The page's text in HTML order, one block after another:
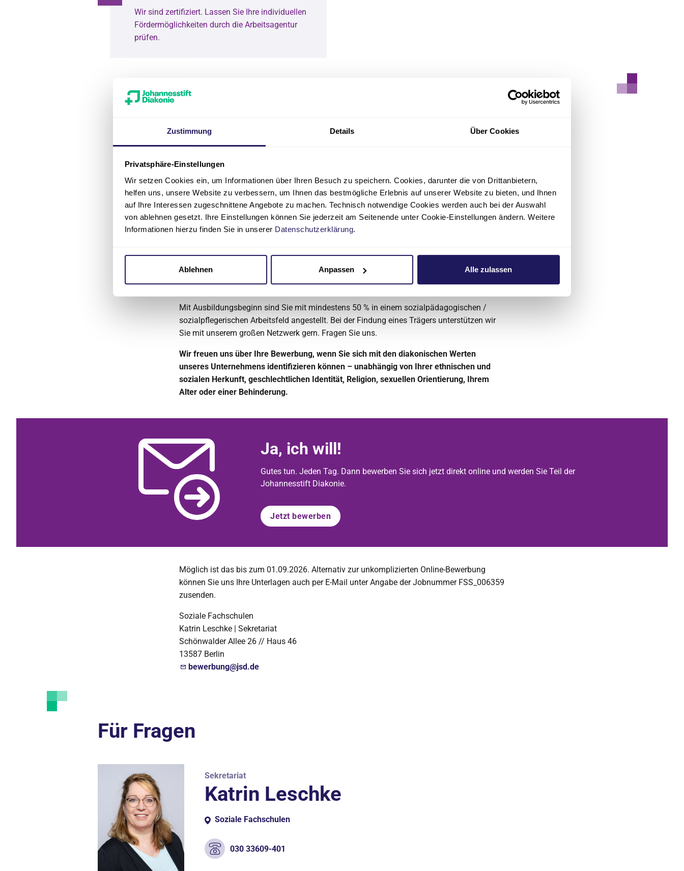
Zustimmung Details Über Cookies
Privatsphäre-Einstellungen
Wir setzen Cookies ein, um Informationen über Ihren Besuch zu speichern. Cookies, darunter die von Drittanbietern,
helfen uns, unsere Website zu verbessern, um Ihnen das bestmögliche Erlebnis auf unserer Website zu bieten, und Ihnen
auf Ihre Interessen zugeschnittene Angebote zu machen. Technisch notwendige Cookies werden auch bei der Auswahl
von ablehnen gesetzt. Ihre Einstellungen können Sie jederzeit am Seitenende unter Cookie-Einstellungen ändern. Weitere
Informationen hierzu finden Sie in unserer Datenschutzerklärung.
Ablehnen Anpassen Alle zulassen
Wir sind zertifiziert. Lassen Sie Ihre individuellen
Fördermöglichkeiten durch die Arbeitsagentur
prüfen.
sozialen Bereich.
Sie arbeiten und lernen gerne im Team, sind kooperationsfähig und dem Menschen
zugewandt.
zu uns!
Was Sie noch wissen sollten
Mit Ausbildungsbeginn sind Sie mit mindestens 50 % in einem sozialpädagogischen /
sozialpflegerischen Arbeitsfeld angestellt. Bei der Findung eines Trägers unterstützen wir
Sie mit unserem großen Netzwerk gern. Fragen Sie uns.
Wir freuen uns über Ihre Bewerbung, wenn Sie sich mit den diakonischen Werten
unseres Unternehmens identifizieren können – unabhängig von Ihrer ethnischen und
sozialen Herkunft, geschlechtlichen Identität, Religion, sexuellen Orientierung, Ihrem
Alter oder einer Behinderung.
Ja, ich will!
Gutes tun. Jeden Tag. Dann bewerben Sie sich jetzt direkt online und werden Sie Teil der
Johannesstift Diakonie.
Jetzt bewerben
Möglich ist das bis zum 01.09.2026. Alternativ zur unkomplizierten Online-Bewerbung
können Sie uns Ihre Unterlagen auch per E-Mail unter Angabe der Jobnummer FSS_006359
zusenden.
Soziale Fachschulen
Katrin Leschke | Sekretariat
Schönwalder Allee 26 // Haus 46
13587 Berlin
bewerbung@jsd.de
Für Fragen
Sekretariat
Katrin Leschke
Soziale Fachschulen
030 33609-401